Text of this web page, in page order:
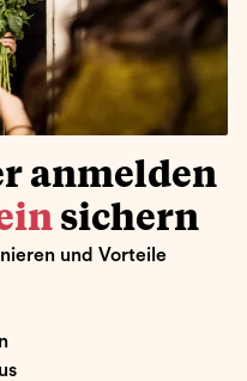
anmelden
sichern
und Vorteile